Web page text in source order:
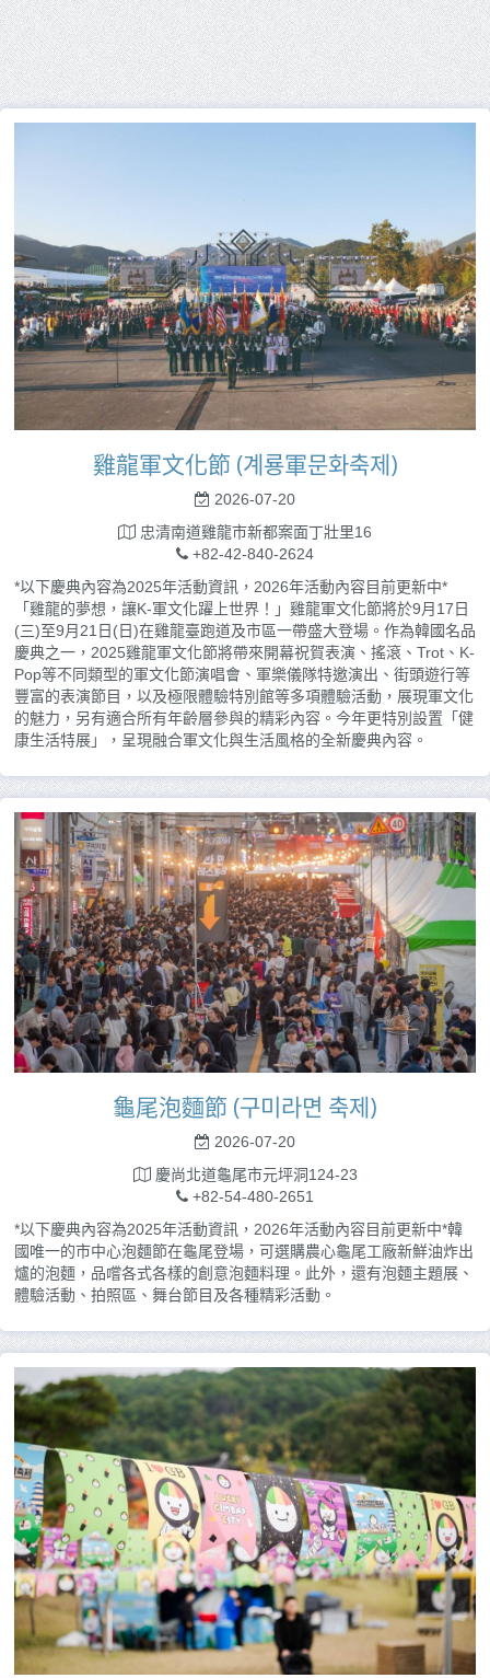
雞龍軍文化節 (계룡軍문화축제)
2026-07-20
忠清南道雞龍市新都案面丁壯里16
+82-42-840-2624
*以下慶典內容為2025年活動資訊，2026年活動內容目前更新中*
「雞龍的夢想，讓K-軍文化躍上世界！」雞龍軍文化節將於9月17日
(三)至9月21日(日)在雞龍臺跑道及市區一帶盛大登場。作為韓國名品
慶典之一，2025雞龍軍文化節將帶來開幕祝賀表演、搖滾、Trot、K-
Pop等不同類型的軍文化節演唱會、軍樂儀隊特邀演出、街頭遊行等
豐富的表演節目，以及極限體驗特別館等多項體驗活動，展現軍文化
的魅力，另有適合所有年齡層參與的精彩內容。今年更特別設置「健
康生活特展」，呈現融合軍文化與生活風格的全新慶典內容。
龜尾泡麵節 (구미라면 축제)
2026-07-20
慶尚北道龜尾市元坪洞124-23
+82-54-480-2651
*以下慶典內容為2025年活動資訊，2026年活動內容目前更新中*韓
國唯一的市中心泡麵節在龜尾登場，可選購農心龜尾工廠新鮮油炸出
爐的泡麵，品嚐各式各樣的創意泡麵料理。此外，還有泡麵主題展、
體驗活動、拍照區、舞台節目及各種精彩活動。